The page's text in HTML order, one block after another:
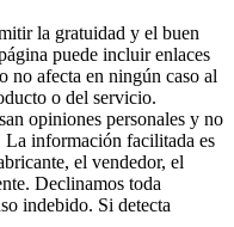
la gratuidad y el buen
puede incluir enlaces
no afecta en ningún caso al
o del servicio.
opiniones personales y no
La información facilitada es
el vendedor, el
Declinamos toda
indebido. Si detecta